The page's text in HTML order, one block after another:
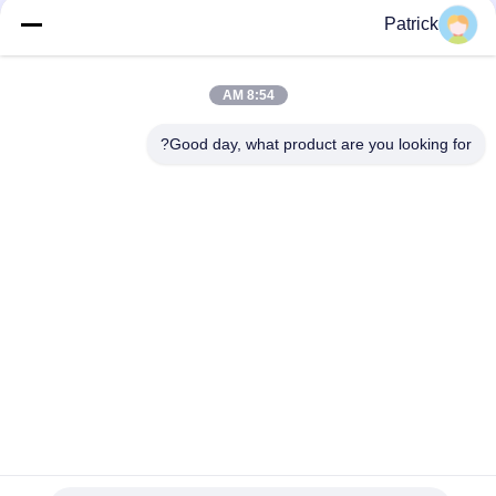
Patrick
8:54 AM
Good day, what product are you looking for?